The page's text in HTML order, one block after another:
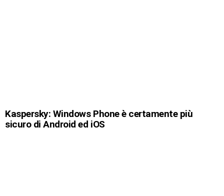
Kaspersky: Windows Phone è certamente più
sicuro di Android ed iOS